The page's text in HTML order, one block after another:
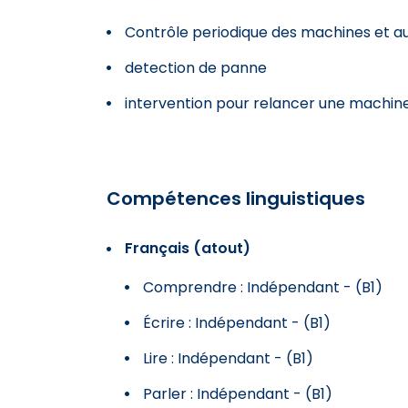
Contrôle periodique des machines et
detection de panne
intervention pour relancer une
Compétences linguistiques
Français (atout)
Comprendre : Indépendant - (B1)
Écrire : Indépendant - (B1)
Lire : Indépendant - (B1)
Parler : Indépendant - (B1)